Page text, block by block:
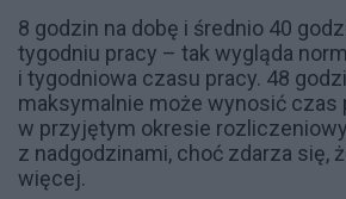
8 godzin na dobę i średnio 40
tygodniu pracy – tak wygląda
i tygodniowa czasu pracy. 48
maksymalnie może wynosić czas
w przyjętym okresie
z nadgodzinami, choć zdarza się,
więcej.